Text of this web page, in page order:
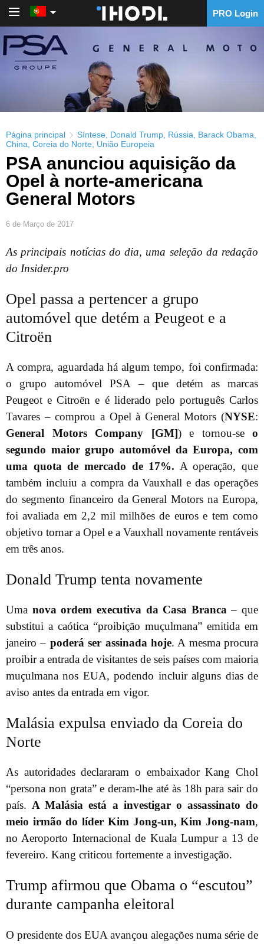
PRO Login
Página principal Síntese Donald Trump Rússia Barack Obama
China Coreia do Norte União Europeia
PSA anunciou aquisição da
Opel à norte-americana
General Motors
6 de Março de 2017
As principais notícias do dia, uma seleção da redação
do Insider.pro
Opel passa a pertencer a grupo
automóvel que detém a Peugeot e a
Citroën
A compra, aguardada há algum tempo, foi confirmada:
o grupo automóvel PSA – que detém as marcas
Peugeot e Citroën e é liderado pelo português Carlos
Tavares – comprou a Opel à General Motors (NYSE:
General Motors Company [GM]) e tornou-se o
segundo maior grupo automóvel da Europa, com
uma quota de mercado de 17%. A operação, que
também incluiu a compra da Vauxhall e das operações
do segmento financeiro da General Motors na Europa,
foi avaliada em 2,2 mil milhões de euros e tem como
objetivo tornar a Opel e a Vauxhall novamente rentáveis
em três anos.
Donald Trump tenta novamente
Uma nova ordem executiva da Casa Branca– que
substitui a caótica “proibição muçulmana” emitida em
janeiro – poderá ser assinada hoje. A mesma procura
proibir a entrada de visitantes de seis países com maioria
muçulmana nos EUA, podendo incluir alguns dias de
aviso antes da entrada em vigor.
Malásia expulsa enviado da Coreia do
Norte
As autoridades declararam o embaixador Kang Chol
“persona non grata” e deram-lhe até às 18h para sair do
país.A Malásia está a investigar o assassinato do
meio irmão do líder Kim Jong-un, Kim Jong-nam,
no Aeroporto Internacional de Kuala Lumpur a 13 de
fevereiro. Kang criticou fortemente a investigação.
Trump afirmou que Obama o “escutou”
durante campanha eleitoral
O presidente dos EUA avançou alegações numa série de